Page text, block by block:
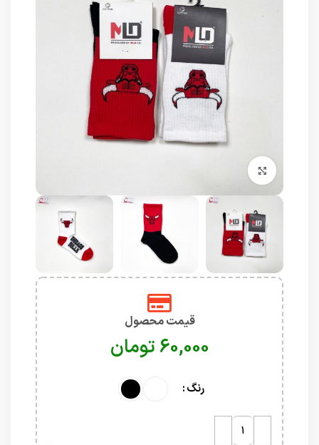
قیمت محصول
تومان
رنگ